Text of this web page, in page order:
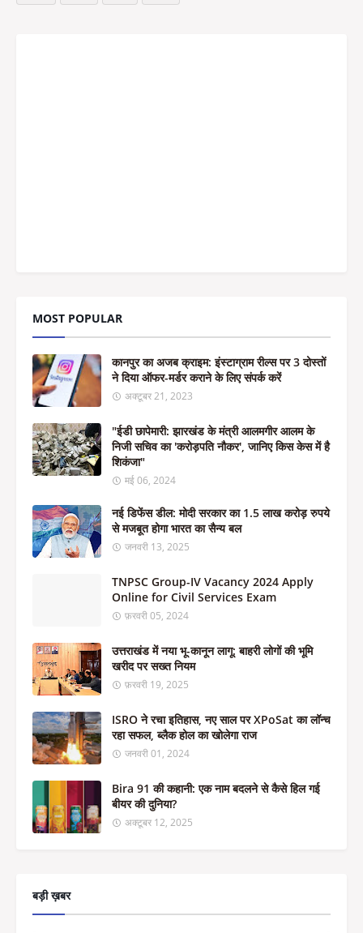
MOST POPULAR
कानपुर का अजब क्राइम: इंस्टाग्राम रील्स पर 3 दोस्तों
ने दिया ऑफर-मर्डर कराने के लिए संपर्क करें
अक्टूबर 21, 2023
"ईडी छापेमारी: झारखंड के मंत्री आलमगीर आलम के
निजी सचिव का 'करोड़पति नौकर', जानिए किस केस में है
शिकंजा"
मई 06, 2024
नई डिफेंस डील: मोदी सरकार का 1.5 लाख करोड़ रुपये
से मजबूत होगा भारत का सैन्य बल
जनवरी 13, 2025
TNPSC Group-IV Vacancy 2024 Apply
Online for Civil Services Exam
फ़रवरी 05, 2024
उत्तराखंड में नया भू-कानून लागू: बाहरी लोगों की भूमि
खरीद पर सख्त नियम
फ़रवरी 19, 2025
ISRO ने रचा इतिहास, नए साल पर XPoSat का लॉन्च
रहा सफल, ब्लैक होल का खोलेगा राज
जनवरी 01, 2024
Bira 91 की कहानी: एक नाम बदलने से कैसे हिल गई
बीयर की दुनिया?
अक्टूबर 12, 2025
बड़ी ख़बर